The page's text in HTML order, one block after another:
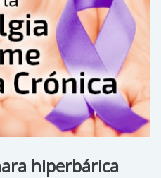
hiperbárica